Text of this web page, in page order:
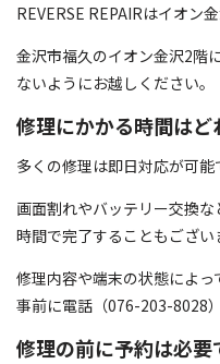
REVERSE REPAIRはイオン
金沢市福久のイオン金沢2階
ないようにお越しください。
修理にかかる時間はど
多くの修理は即日対応が可能
画面割れやバッテリー交換
時間で完了することもござい
修理内容や端末の状態によっ
事前に電話（076-203-8028
修理の前に予約は必要